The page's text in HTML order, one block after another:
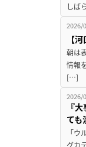
しば
2026/
【
朝は
情報
[…]
2026/
『
ても
「